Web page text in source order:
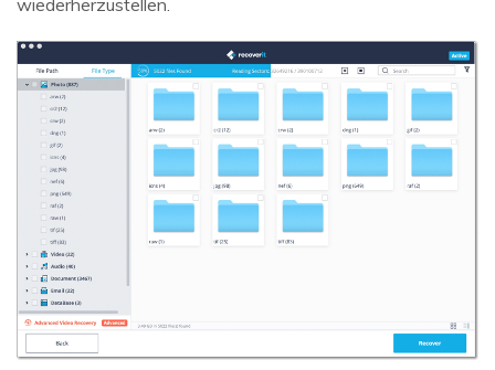
wiederherzustellen.